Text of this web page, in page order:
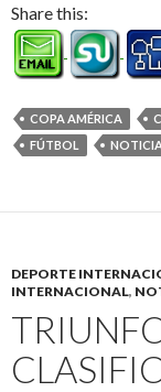
Share this:
COPA AMÉRICA
FÚTBOL
DEPORTE
INTERNACIONAL,